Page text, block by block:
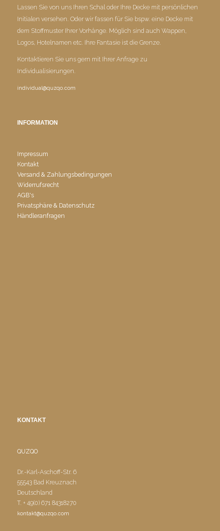
Lassen Sie von uns Ihren Schal oder Ihre Decke mit persönlichen
Initialen versehen. Oder wir fassen für Sie bspw. eine Decke mit
dem Stoffmuster Ihrer Vorhänge. Möglich sind auch Wappen,
Logos, Hotelnamen etc. Ihre Fantasie ist die Grenze.
Kontaktieren Sie uns gern mit Ihrer Anfrage zu
Individualisierungen.
individual@quzqo.com
INFORMATION
Impressum
Kontakt
Versand & Zahlungsbedingungen
Widerrufsrecht
AGB's
Privatsphäre & Datenschutz
Händleranfragen
KONTAKT
QUZQO
Dr.-Karl-Aschoff-Str. 6
55543 Bad Kreuznach
Deutschland
T. + 49(0) 671 84318270
kontakt@quzqo.com